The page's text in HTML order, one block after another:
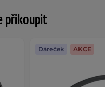
přikoupit
Dáreček AKCE